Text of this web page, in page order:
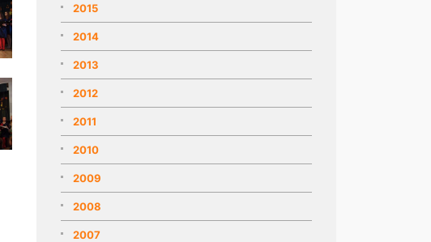
2015
2014
2013
2012
2011
2010
2009
2008
2007